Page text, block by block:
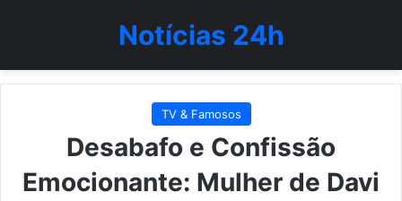
Notícias 24h
TV & Famosos
Desabafo e Confissão
Emocionante: Mulher de Davi